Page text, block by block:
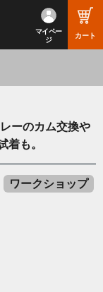
マイペー
ジ
カート
ーのカム交換や
も。
ワークショップ